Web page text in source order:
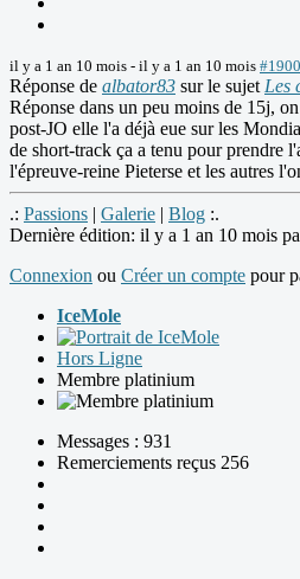
il y a 1 an 10 mois - il y a 1 an 10 mois
Réponse de albator83 sur le sujet Les
Réponse dans un peu moins de 15j,
post-JO elle l'a déjà eue sur les
de short-track ça a tenu pour prendre
l'épreuve-reine Pieterse et les autres
.: Passions | Galerie | Blog :.
Dernière édition: il y a 1 an 10 mois
Connexion ou Créer un compte pour
IceMole
Hors Ligne
Membre platinium
Messages : 931
Remerciements reçus 256